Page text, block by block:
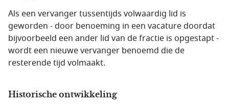
Als een vervanger tussentijds volwaardig lid is
geworden - door benoeming in een vacature doordat
bijvoorbeeld een ander lid van de fractie is opgestapt -
wordt een nieuwe vervanger benoemd die de
resterende tijd volmaakt.
Historische ontwikkeling